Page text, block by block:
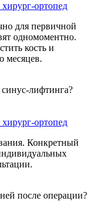
ортопед
для первичной
одномоментно.
кость и
месяцев.
синус-лифтинга?
ортопед
Конкретный
после операции?